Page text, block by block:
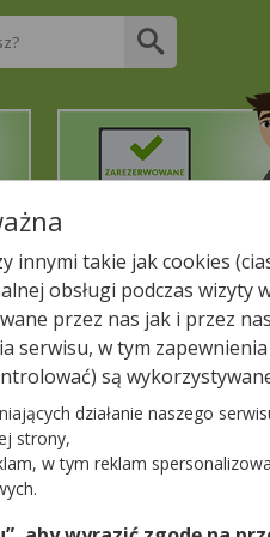
innymi takie jak cookies
obsługi podczas wizyty
przez nas jak i przez
serwisu, w tym
są
działanie naszego
strony,
w tym reklam